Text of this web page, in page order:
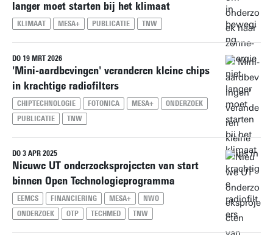
langer moet starten bij het klimaat
KLIMAAT MESA+ PUBLICATIE TNW
DO 19 MRT 2026
'Mini-aardbevingen' veranderen kleine chips
in krachtige radiofilters
CHIPTECHNOLOGIE FOTONICA MESA+
ONDERZOEK
PUBLICATIE
TNW
DO 3 APR 2025
Nieuwe UT onderzoeksprojecten van start
binnen Open Technologieprogramma
EEMCS FINANCIERING MESA+
NWO
ONDERZOEK
OTP TECHMED TNW